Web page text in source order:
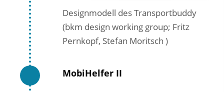
Designmodell des Transportbuddy
(bkm design working group; Fritz
Pernkopf, Stefan Moritsch )
MobiHelfer II